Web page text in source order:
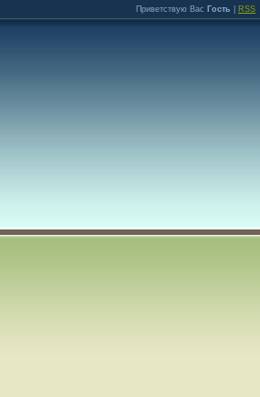
Приветствую Вас Гость RSS